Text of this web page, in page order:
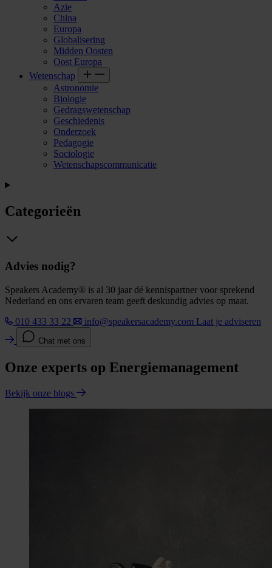
Azie
China
Europa
Globalisering
Midden Oosten
Oost Europa
Wetenschap
Astronomie
Biologie
Gedragswetenschap
Geschiedenis
Onderzoek
Pedagogie
Sociologie
Wetenschapscommunicatie
Categorieën
Advies nodig?
Speakers Academy® is al 30 jaar dé kennispartner voor sprekend
Nederland en ons ervaren team geeft deskundig advies op maat.
010 433 33 22
info@speakersacademy.com Laat je adviseren
Chat met ons
Onze experts op Energiemanagement
Bekijk onze blogs